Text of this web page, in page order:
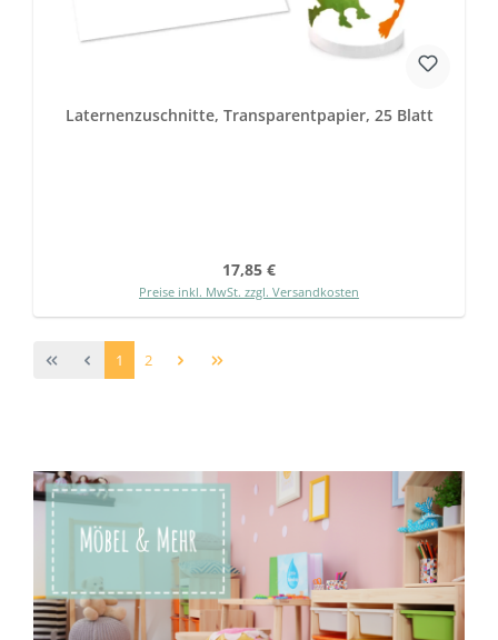
Laternenzuschnitte, Transparentpapier, 25 Blatt
Regulärer Preis:
17,85 €
Preise inkl. MwSt. zzgl. Versandkosten
Seite
1 Seite
2